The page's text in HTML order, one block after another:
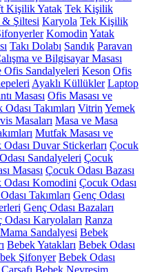
Kişilik Yatak Tek Kişilik
& Şiltesi Karyola Tek Kişilik
Komodin Yatak
Takı Dolabı Sandık Paravan
ve Bilgisayar Masası
Ofis Sandalyeleri Keson Ofis
Ayaklı Küllükler Laptop
Masası Ofis Masası ve
Odası Takımları Vitrin Yemek
Masaları Masa ve Masa
Mutfak Masası ve
Duvar Stickerları Çocuk
Sandalyeleri Çocuk
Masası Çocuk Odası Bazası
Odası Komodini Çocuk Odası
Takımları Genç Odası
Genç Odası Bazaları
Odası Karyolaları Ranza
Mama Sandalyesi Bebek
Bebek Yatakları Bebek Odası
Şifonyer Bebek Odası
Bebek Nevresim